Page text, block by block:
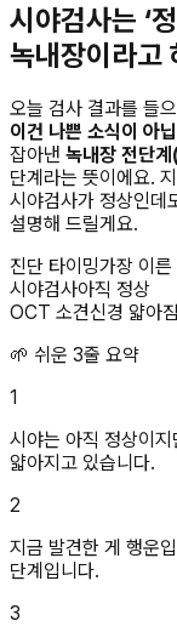
시야검사는 ‘
녹내장이라고
오늘 검사 결과를 들
이건 나쁜 소식이 아
잡아낸 녹내장 전
단계라는 뜻이에요.
시야검사가 정상인데
설명해 드릴게요.
진단 타이밍가장 이른
시야검사아직 정상
OCT 소견신경 얇아
🌱 쉬운 3줄 요약
1
시야는 아직 정상이
얇아지고 있습니다.
2
지금 발견한 게 행운
단계입니다.
3